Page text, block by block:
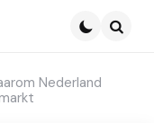
Nederland